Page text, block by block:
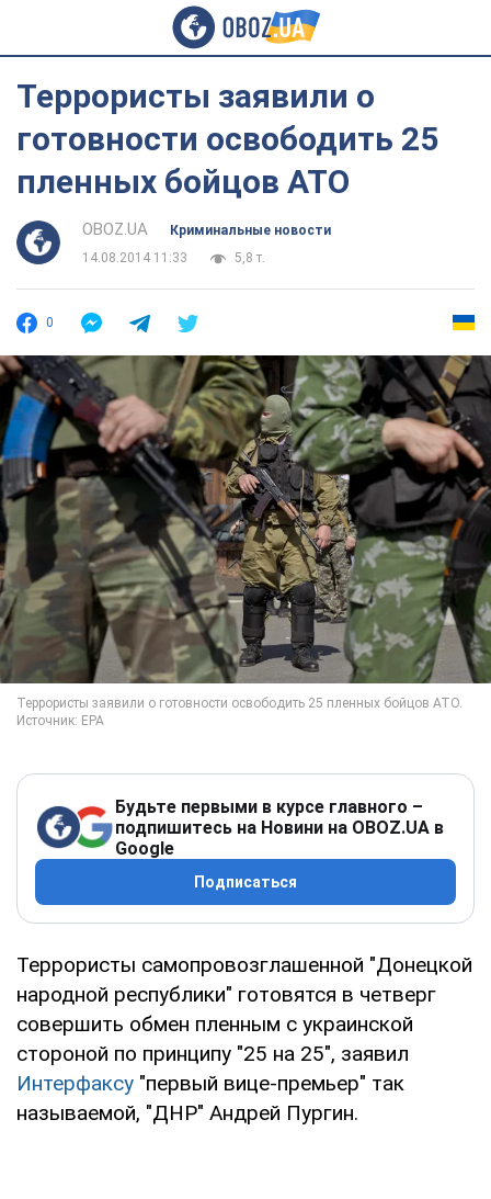
Террористы заявили о
готовности освободить 25
пленных бойцов АТО
OBOZ.UA
Криминальные новости
14.08.2014 11:33
5,8 т.
0
Будьте первыми в курсе главного –
подпишитесь на Новини на OBOZ.UA в
Google
Подписаться
Террористы самопровозглашенной "Донецкой
народной республики" готовятся в четверг
совершить обмен пленным с украинской
стороной по принципу "25 на 25", заявил
Интерфаксу "первый вице-премьер" так
называемой, "ДНР" Андрей Пургин.